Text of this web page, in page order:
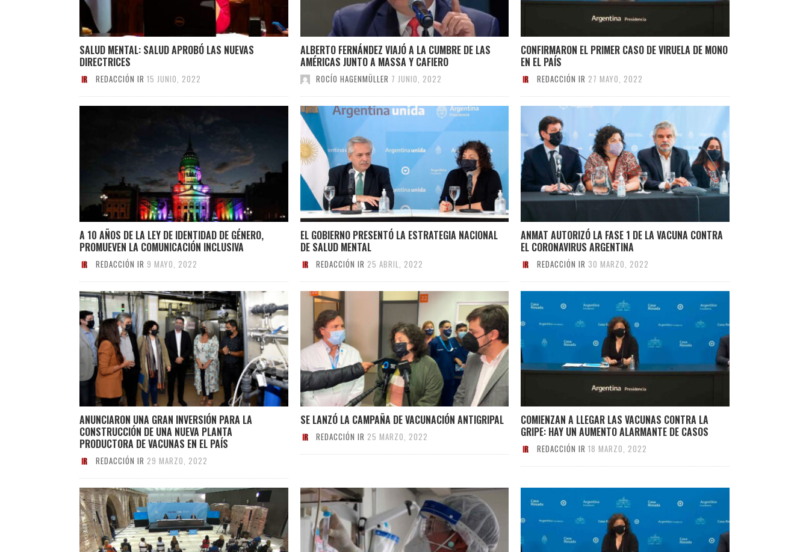
SALUD MENTAL: SALUD APROBÓ LAS NUEVAS
DIRECTRICES
REDACCIÓN IR 15 JUNIO, 2022
ALBERTO FERNÁNDEZ VIAJÓ A LA CUMBRE DE LAS
AMÉRICAS JUNTO A MASSA Y CAFIERO
ROCÍO HAGENMÜLLER 7 JUNIO, 2022
CONFIRMARON EL PRIMER CASO DE VIRUELA DE MONO
EN EL PAÍS
REDACCIÓN IR 27 MAYO, 2022
A 10 AÑOS DE LA LEY DE IDENTIDAD DE GÉNERO,
PROMUEVEN LA COMUNICACIÓN INCLUSIVA
REDACCIÓN IR 9 MAYO, 2022
EL GOBIERNO PRESENTÓ LA ESTRATEGIA NACIONAL
DE SALUD MENTAL
REDACCIÓN IR 25 ABRIL, 2022
ANMAT AUTORIZÓ LA FASE 1 DE LA VACUNA CONTRA
EL CORONAVIRUS ARGENTINA
REDACCIÓN IR 30 MARZO, 2022
ANUNCIARON UNA GRAN INVERSIÓN PARA LA
CONSTRUCCIÓN DE UNA NUEVA PLANTA
PRODUCTORA DE VACUNAS EN EL PAÍS
REDACCIÓN IR 29 MARZO, 2022
SE LANZÓ LA CAMPAÑA DE VACUNACIÓN ANTIGRIPAL
REDACCIÓN IR 25 MARZO, 2022
COMIENZAN A LLEGAR LAS VACUNAS CONTRA LA
GRIPE: HAY UN AUMENTO ALARMANTE DE CASOS
REDACCIÓN IR 18 MARZO, 2022